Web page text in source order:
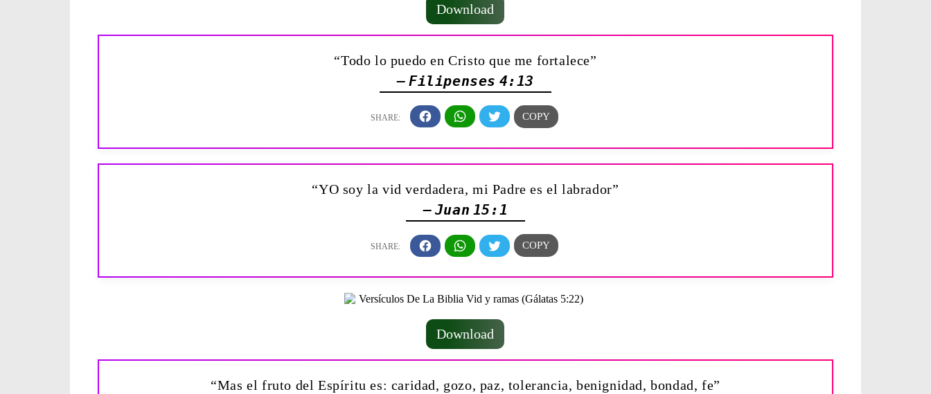
Download
“Todo lo puedo en Cristo que me fortalece”
— Filipenses 4:13
“YO soy la vid verdadera, mi Padre es el labrador”
— Juan 15:1
Download
“Mas el fruto del Espíritu es: caridad, gozo, paz, tolerancia, benignidad, bondad, fe”